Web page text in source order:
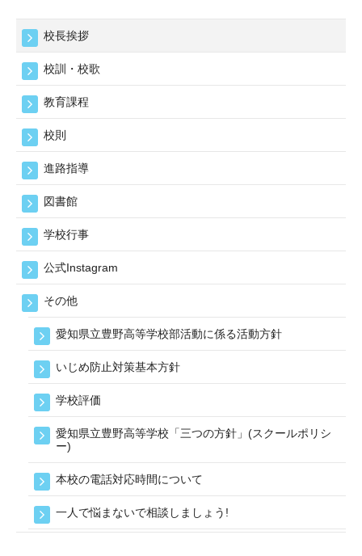
校長挨拶
校訓・校歌
教育課程
校則
進路指導
図書館
学校行事
公式Instagram
その他
愛知県立豊野高等学校部活動に係る活動方針
いじめ防止対策基本方針
学校評価
愛知県立豊野高等学校「三つの方針」(スクールポリシ
ー)
本校の電話対応時間について
一人で悩まないで相談しましょう!